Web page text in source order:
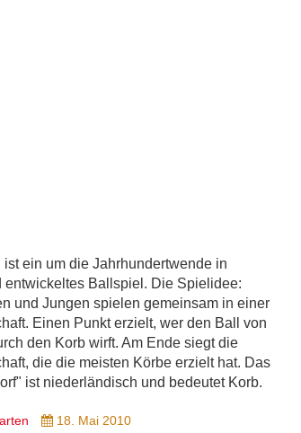
ist ein um die Jahrhundertwende in
entwickeltes Ballspiel. Die Spielidee:
und Jungen spielen gemeinsam in einer
Einen Punkt erzielt, wer den Ball von
den Korb wirft. Am Ende siegt die
die die meisten Körbe erzielt hat. Das
ist niederländisch und bedeutet Korb.
18. Mai 2010